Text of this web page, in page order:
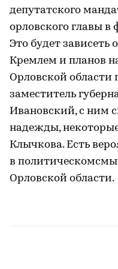
депутатского
орловского главы
Это будет
Кремлем и планов
Орловской области
заместитель
Ивановский, с ним
надежды,
Клычкова. Есть
в
Орловской области.